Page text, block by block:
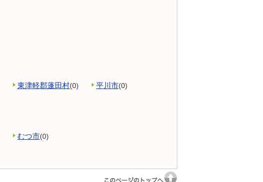
東津軽郡蓬田村(0) 平川市(0)
むつ市(0)